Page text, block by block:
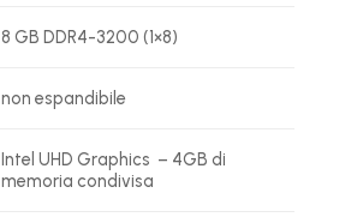
8 GB DDR4-3200 (1×8)
non espandibile
Intel UHD Graphics – 4GB di
memoria condivisa